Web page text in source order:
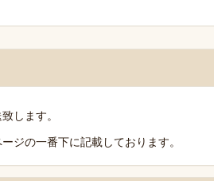
します。
ジの一番下に記載しております。